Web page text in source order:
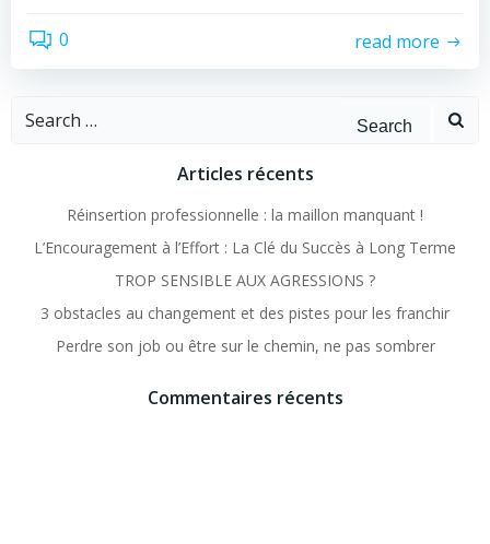
0 read more
Search
Articles récents
Réinsertion professionnelle : la maillon manquant !
L’Encouragement à l’Effort : La Clé du Succès à Long Terme
TROP SENSIBLE AUX AGRESSIONS ?
3 obstacles au changement et des pistes pour les franchir
Perdre son job ou être sur le chemin, ne pas sombrer
Commentaires récents